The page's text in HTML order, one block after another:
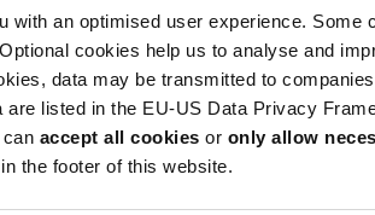
with an optimised user experience. Some
cookies help us to analyse and
data may be transmitted to
listed in the EU-US Data Privacy
accept all cookies or only allow
the footer of this website.